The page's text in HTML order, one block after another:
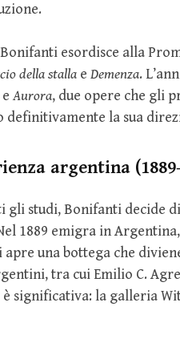
esordisce alla
della stalla e Demenza.
eAurora, due opere che gli
definitivamente la sua
argentina
gli studi, Bonifanti decide
1889 emigra in
apre una bottega che
tra cui Emilio C.
è significativa: la galleria